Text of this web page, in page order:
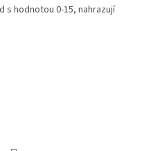
s hodnotou 0-15, nahrazují